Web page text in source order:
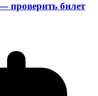
проверить билет